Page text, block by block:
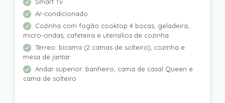
Ar-condicionado
Cozinha com fogão cooktop 4 bocas, geladeira,
micro-ondas, cafeteira e utensílios de cozinha
Térreo: bicama (2 camas de solteiro), cozinha e
mesa de jantar
Andar superior: banheiro, cama de casal Queen e
cama de solteiro